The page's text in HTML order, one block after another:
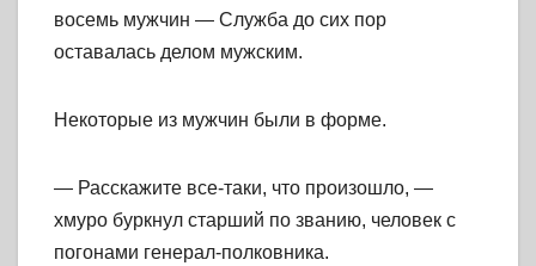
восемь мужчин — Служба до сих пор
оставалась делом мужским.
Некоторые из мужчин были в форме.
— Расскажите все-таки, что произошло, —
хмуро буркнул старший по званию, человек с
погонами генерал-полковника.